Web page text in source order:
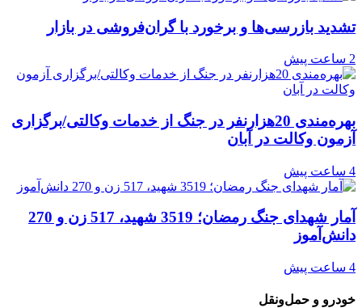
تشدید بازرسی‌ها و برخورد با گران‌فروشی در بازار
2 ساعت پیش
بهره‌مندی 20هزارنفر در جنگ از خدمات وکالتی/برگزاری
آزمون وکالت در آبان
4 ساعت پیش
آمار شهدای جنگ رمضان؛ 3519 شهید، 517 زن و 270
دانش‌آموز
4 ساعت پیش
خودرو و حمل‌و‌نقل